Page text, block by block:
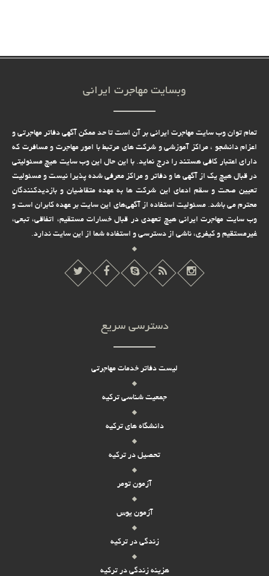
وبسایت مهاجرت ایرانی
تمام توان وب سایت مهاجرت ایرانی بر آن است تا حد ممکن آگهی دفاتر مهاجرتی و
اعزام دانشجو ، مراکز آموزشی و شرکت های مرتبط با امور مهاجرت و مسافرت که
دارای اعتبار کافی هستند را درج نماید. با این حال این وب سایت هیچ مسئولیتی
در قبال هیچ یک از آگهی ها و دفاتر و مراکز معرفی شده پذیرا نیست و مسئولیت
تعیین صحت و سقم ادعای این شرکت ها به عهده متقاضیان و بازدیدکنندگان
محترم می باشد. مسئولیت استفاده از آگهی‌های این سایت بر عهده کابران است و
وب سایت مهاجرت ایرانی هیچ تعهدى در قبال خسارات مستقیم، اتفاقى، تبعى،
غیرمستقیم و کیفرى، ناشى از دسترسى و استفاده شما از این سایت ندارد.
دسترسی سریع
لیست دفاتر خدمات مهاجرتی
جمعیت شناسی ترکیه
دانشگاه های ترکیه
تحصیل در ترکیه
آزمون تومر
آزمون یوس
زندگی در ترکیه
هزینه زندگی در ترکیه